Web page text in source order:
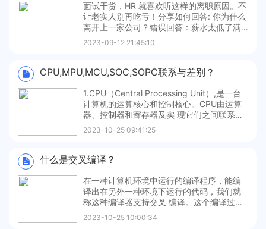
面试干货，HR 就喜欢听这样的离职原因。不
让老实人别再吃亏！分享如何回答: 你为什么
离开上一家公司？错误回答：薪水太低了满
分回答：过去2年，在公司和领导的帮助下，
我在 xxx 方面的能力有了很大提升，每月可
可，但公司的薪资结构有些硬指标，无法满
足我的涨薪需求
2023-09-12 21:45:10
CPU,MPU,MCU,SOC,SOPC联系与差别？
1.CPU（Central Processing Unit）,是⼀台
计算机的运算核⼼和控制核⼼。CPU由运算
器、控制器和寄存器及实 现它们之间联系的
数据、控制及状态的总线构成。差不多所有
的CPU的运作原理可分为四个阶段：提取（F
e）和写回（Writ
2023-10-25 09:41:25
什么是交叉编译？
在⼀种计算机环境中运⾏的编译程序，能编
译出在另外⼀种环境下运⾏的代码，我们就
称这种编译器⽀持交叉 编译。这个编译过程
就叫交叉编译。简单地说，就是在⼀个平台
上⽣成另⼀个平台上的可执⾏代码。这⾥需
2023-10-25 10:00:34